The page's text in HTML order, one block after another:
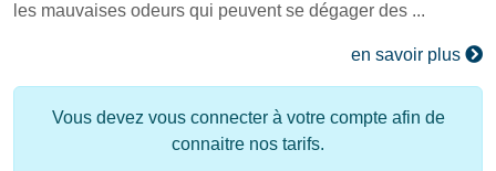
les mauvaises odeurs qui peuvent se dégager des ...
en savoir plus
Vous devez vous connecter à votre compte afin de
connaitre nos tarifs.